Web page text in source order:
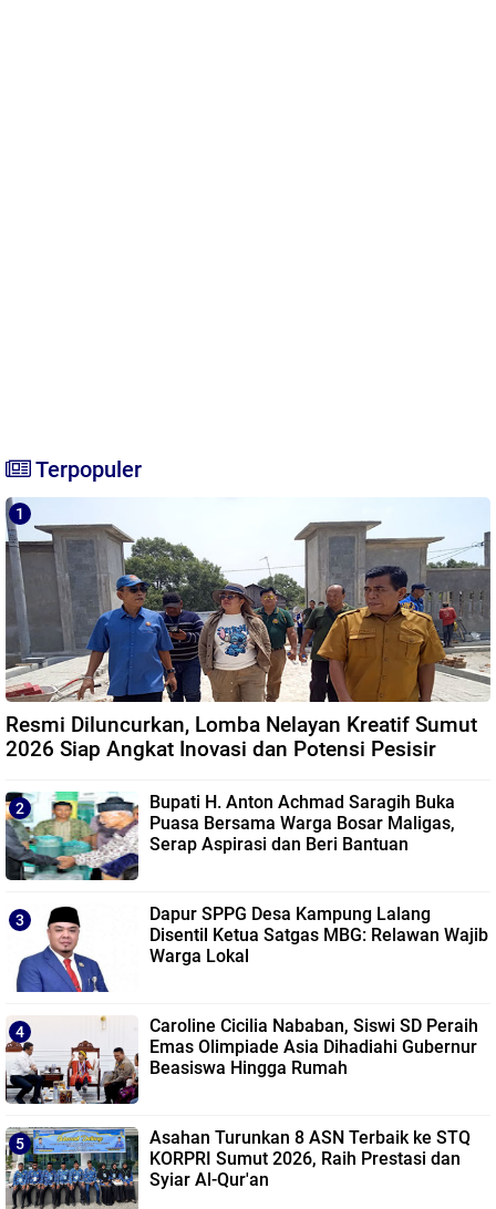
Terpopuler
Resmi Diluncurkan, Lomba Nelayan Kreatif Sumut
2026 Siap Angkat Inovasi dan Potensi Pesisir
Bupati H. Anton Achmad Saragih Buka
Puasa Bersama Warga Bosar Maligas,
Serap Aspirasi dan Beri Bantuan
Dapur SPPG Desa Kampung Lalang
Disentil Ketua Satgas MBG: Relawan Wajib
Warga Lokal
Caroline Cicilia Nababan, Siswi SD Peraih
Emas Olimpiade Asia Dihadiahi Gubernur
Beasiswa Hingga Rumah
Asahan Turunkan 8 ASN Terbaik ke STQ
KORPRI Sumut 2026, Raih Prestasi dan
Syiar Al-Qur'an